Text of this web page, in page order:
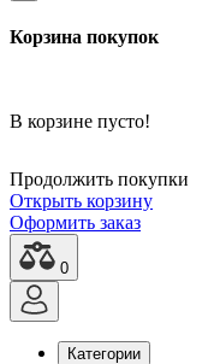
Корзина покупок
В корзине пусто!
Продолжить покупки
Открыть корзину
Оформить заказ
0
Категории